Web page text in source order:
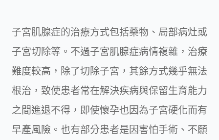
子宮肌腺症的治療方式包括藥物、局部病灶或
子宮切除等。不過子宮肌腺症病情複雜，治療
難度較高，除了切除子宮，其餘方式幾乎無法
根治，致使患者常在解決疾病與保留生育能力
之間進退不得，即使懷孕也因為子宮硬化而有
早產風險。也有部分患者是因害怕手術、不願